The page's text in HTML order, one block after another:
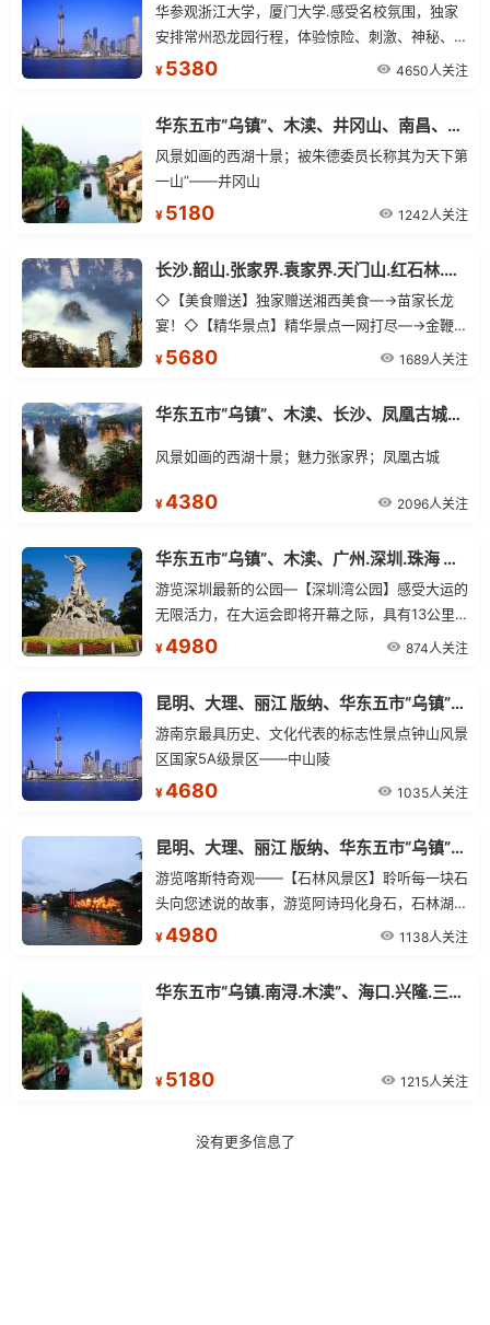
华参观浙江大学，厦门大学.感受名校氛围，独家
安排常州恐龙园行程，体验惊险、刺激、神秘、互
动的恐龙乐园，打破常规，安排武夷山云河漂流，
¥ 5380 4650人关注
华东五市“乌镇”、木渎、井冈山、南昌、庐山、武汉 双飞一卧12日“红色之旅”
风景如画的西湖十景；被朱德委员长称其为天下第
一山”——井冈山
¥ 5180 1242人关注
长沙.韶山.张家界.袁家界.天门山.红石林.凤凰古城+华东五市+双水乡“乌镇.木渎” 双飞12日游
◇【美食赠送】独家赠送湘西美食—→苗家长龙
宴！◇【精华景点】精华景点一网打尽—→金鞭
溪.杨家界.天门山.红石林.凤凰古城
¥ 5680 1689人关注
华东五市“乌镇”、木渎、长沙、凤凰古城、张家界 双飞单卧11日游
风景如画的西湖十景；魅力张家界；凤凰古城
¥4380 2096人关注
华东五市“乌镇”、木渎、广州.深圳.珠海 双飞一卧11日游
游览深圳最新的公园—【深圳湾公园】感受大运的
无限活力，在大运会即将开幕之际，具有13公里
海岸线的深圳湾公园近日正式开园迎客，深圳市民
¥4980 874人关注
昆明、大理、丽江 版纳、华东五市“乌镇”、木渎 单飞双卧18日
游南京最具历史、文化代表的标志性景点钟山风景
区国家5A级景区——中山陵
¥4680 1035人关注
昆明、大理、丽江 版纳、华东五市“乌镇”、木渎 三飞17日
游览喀斯特奇观——【石林风景区】聆听每一块石
头向您述说的故事，游览阿诗玛化身石，石林湖、
大小石林等景点
¥4980 1138人关注
华东五市“乌镇.南浔.木渎”、海口.兴隆.三亚四飞11日游
¥ 5180 1215人关注
没有更多信息了